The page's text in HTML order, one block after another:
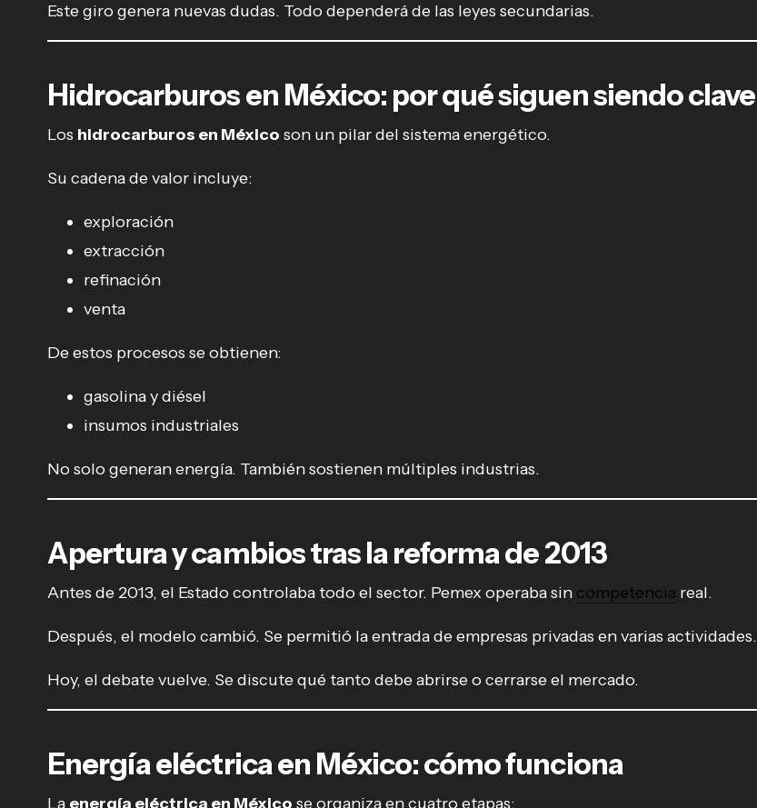
Este giro genera nuevas dudas. Todo dependerá de las leyes secundarias.
Hidrocarburos en México: por qué siguen siendo clave
Los hidrocarburos en México son un pilar del sistema energético.
Su cadena de valor incluye:
exploración
extracción
refinación
venta
De estos procesos se obtienen:
gasolina y diésel
insumos industriales
No solo generan energía. También sostienen múltiples industrias.
Apertura y cambios tras la reforma de 2013
Antes de 2013, el Estado controlaba todo el sector. Pemex operaba sin competencia real.
Después, el modelo cambió. Se permitió la entrada de empresas privadas en varias actividades.
Hoy, el debate vuelve. Se discute qué tanto debe abrirse o cerrarse el mercado.
Energía eléctrica en México: cómo funciona
La energía eléctrica en México se organiza en cuatro etapas: